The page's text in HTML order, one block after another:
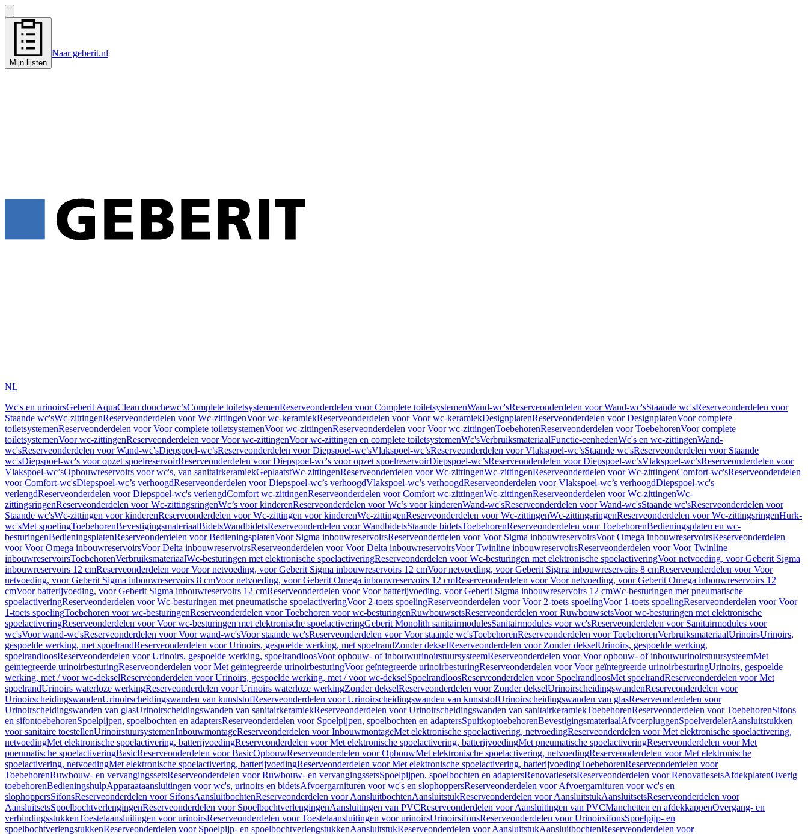
Mijn lijsten
Naar geberit.nl
NL
Wc's en urinoirsGeberit AquaClean douchewc’sComplete toiletsystemenReserveonderdelen voor Complete toiletsystemenWand-wc'sReserveonderdelen voor Wand-wc'sStaande wc'sReserveonderdelen voor
Staande wc'sWc-zittingenReserveonderdelen voor Wc-zittingenVoor wc-keramiekReserveonderdelen voor Voor wc-keramiekDesignplatenReserveonderdelen voor DesignplatenVoor complete
toiletsystemenReserveonderdelen voor Voor complete toiletsystemenVoor wc-zittingenReserveonderdelen voor Voor wc-zittingenToebehorenReserveonderdelen voor ToebehorenVoor complete
toiletsystemenVoor wc-zittingenReserveonderdelen voor Voor wc-zittingenVoor wc-zittingen en complete toiletsystemenWc'sVerbruiksmateriaalFunctie-eenhedenWc's en wc-zittingenWand-
wc'sReserveonderdelen voor Wand-wc'sDiepspoel-wc’sReserveonderdelen voor Diepspoel-wc’sVlakspoel-wc’sReserveonderdelen voor Vlakspoel-wc’sStaande wc'sReserveonderdelen voor Staande
wc'sDiepspoel-wc's voor opzet spoelreservoirReserveonderdelen voor Diepspoel-wc's voor opzet spoelreservoirDiepspoel-wc’sReserveonderdelen voor Diepspoel-wc’sVlakspoel-wc’sReserveonderdelen voor
Vlakspoel-wc’sOpbouwreservoirs voor wc's, van sanitairkeramiekGeplaatstWc-zittingenReserveonderdelen voor Wc-zittingenWc-zittingenReserveonderdelen voor Wc-zittingenComfort-wc'sReserveonderdelen
voor Comfort-wc'sDiepspoel-wc’s verhoogdReserveonderdelen voor Diepspoel-wc’s verhoogdVlakspoel-wc’s verhoogdReserveonderdelen voor Vlakspoel-wc’s verhoogdDiepspoel-wc's
verlengdReserveonderdelen voor Diepspoel-wc's verlengdComfort wc-zittingenReserveonderdelen voor Comfort wc-zittingenWc-zittingenReserveonderdelen voor Wc-zittingenWc-
zittingsringenReserveonderdelen voor Wc-zittingsringenWc’s voor kinderenReserveonderdelen voor Wc’s voor kinderenWand-wc'sReserveonderdelen voor Wand-wc'sStaande wc'sReserveonderdelen voor
Staande wc'sWc-zittingen voor kinderenReserveonderdelen voor Wc-zittingen voor kinderenWc-zittingenReserveonderdelen voor Wc-zittingenWc-zittingsringenReserveonderdelen voor Wc-zittingsringenHurk-
wc'sMet spoelingToebehorenBevestigingsmateriaalBidetsWandbidetsReserveonderdelen voor WandbidetsStaande bidetsToebehorenReserveonderdelen voor ToebehorenBedieningsplaten en wc-
besturingenBedieningsplatenReserveonderdelen voor BedieningsplatenVoor Sigma inbouwreservoirsReserveonderdelen voor Voor Sigma inbouwreservoirsVoor Omega inbouwreservoirsReserveonderdelen
voor Voor Omega inbouwreservoirsVoor Delta inbouwreservoirsReserveonderdelen voor Voor Delta inbouwreservoirsVoor Twinline inbouwreservoirsReserveonderdelen voor Voor Twinline
inbouwreservoirsToebehorenVerbruiksmateriaalWc-besturingen met elektronische spoelactiveringReserveonderdelen voor Wc-besturingen met elektronische spoelactiveringVoor netvoeding, voor Geberit Sigma
inbouwreservoirs 12 cmReserveonderdelen voor Voor netvoeding, voor Geberit Sigma inbouwreservoirs 12 cmVoor netvoeding, voor Geberit Sigma inbouwreservoirs 8 cmReserveonderdelen voor Voor
netvoeding, voor Geberit Sigma inbouwreservoirs 8 cmVoor netvoeding, voor Geberit Omega inbouwreservoirs 12 cmReserveonderdelen voor Voor netvoeding, voor Geberit Omega inbouwreservoirs 12
cmVoor batterijvoeding, voor Geberit Sigma inbouwreservoirs 12 cmReserveonderdelen voor Voor batterijvoeding, voor Geberit Sigma inbouwreservoirs 12 cmWc-besturingen met pneumatische
spoelactiveringReserveonderdelen voor Wc-besturingen met pneumatische spoelactiveringVoor 2-toets spoelingReserveonderdelen voor Voor 2-toets spoelingVoor 1-toets spoelingReserveonderdelen voor Voor
1-toets spoelingToebehoren voor wc-besturingenReserveonderdelen voor Toebehoren voor wc-besturingenRuwbouwsetsReserveonderdelen voor RuwbouwsetsVoor wc-besturingen met elektronische
spoelactiveringReserveonderdelen voor Voor wc-besturingen met elektronische spoelactiveringGeberit Monolith sanitairmodulesSanitairmodules voor wc'sReserveonderdelen voor Sanitairmodules voor
wc'sVoor wand-wc'sReserveonderdelen voor Voor wand-wc'sVoor staande wc'sReserveonderdelen voor Voor staande wc'sToebehorenReserveonderdelen voor ToebehorenVerbruiksmateriaalUrinoirsUrinoirs,
gespoelde werking, met spoelrandReserveonderdelen voor Urinoirs, gespoelde werking, met spoelrandZonder dekselReserveonderdelen voor Zonder dekselUrinoirs, gespoelde werking,
spoelrandloosReserveonderdelen voor Urinoirs, gespoelde werking, spoelrandloosVoor opbouw- of inbouwurinoirstuursysteemReserveonderdelen voor Voor opbouw- of inbouwurinoirstuursysteemMet
geïntegreerde urinoirbesturingReserveonderdelen voor Met geïntegreerde urinoirbesturingVoor geïntegreerde urinoirbesturingReserveonderdelen voor Voor geïntegreerde urinoirbesturingUrinoirs, gespoelde
werking, met / voor wc-dekselReserveonderdelen voor Urinoirs, gespoelde werking, met / voor wc-dekselSpoelrandloosReserveonderdelen voor SpoelrandloosMet spoelrandReserveonderdelen voor Met
spoelrandUrinoirs waterloze werkingReserveonderdelen voor Urinoirs waterloze werkingZonder dekselReserveonderdelen voor Zonder dekselUrinoirscheidingswandenReserveonderdelen voor
UrinoirscheidingswandenUrinoirscheidingswanden van kunststofReserveonderdelen voor Urinoirscheidingswanden van kunststofUrinoirscheidingswanden van glasReserveonderdelen voor
Urinoirscheidingswanden van glasUrinoirscheidingswanden van sanitairkeramiekReserveonderdelen voor Urinoirscheidingswanden van sanitairkeramiekToebehorenReserveonderdelen voor ToebehorenSifons
en sifontoebehorenSpoelpijpen, spoelbochten en adaptersReserveonderdelen voor Spoelpijpen, spoelbochten en adaptersSpuitkoptoebehorenBevestigingsmateriaalAfvoerpluggenSpoelverdelerAansluitstukken
voor sanitaire toestellenUrinoirstuursystemenInbouwmontageReserveonderdelen voor InbouwmontageMet elektronische spoelactivering, netvoedingReserveonderdelen voor Met elektronische spoelactivering,
netvoedingMet elektronische spoelactivering, batterijvoedingReserveonderdelen voor Met elektronische spoelactivering, batterijvoedingMet pneumatische spoelactiveringReserveonderdelen voor Met
pneumatische spoelactiveringBasicReserveonderdelen voor BasicOpbouwReserveonderdelen voor OpbouwMet elektronische spoelactivering, netvoedingReserveonderdelen voor Met elektronische
spoelactivering, netvoedingMet elektronische spoelactivering, batterijvoedingReserveonderdelen voor Met elektronische spoelactivering, batterijvoedingToebehorenReserveonderdelen voor
ToebehorenRuwbouw- en vervangingssetsReserveonderdelen voor Ruwbouw- en vervangingssetsSpoelpijpen, spoelbochten en adaptersRenovatiesetsReserveonderdelen voor RenovatiesetsAfdekplatenOverig
toebehorenBedieningshulpApparaataansluitingen voor wc's, urinoirs en bidetsAfvoergarnituren voor wc's en slophoppersReserveonderdelen voor Afvoergarnituren voor wc's en
slophoppersSifonsReserveonderdelen voor SifonsAansluitbochtenReserveonderdelen voor AansluitbochtenAansluitstukReserveonderdelen voor AansluitstukAansluitsetsReserveonderdelen voor
AansluitsetsSpoelbochtverlengingenReserveonderdelen voor SpoelbochtverlengingenAansluitingen van PVCReserveonderdelen voor Aansluitingen van PVCManchetten en afdekkappenOvergang- en
verbindingsstukkenToestelaansluitingen voor urinoirsReserveonderdelen voor Toestelaansluitingen voor urinoirsUrinoirsifonsReserveonderdelen voor UrinoirsifonsSpoelpijp- en
spoelbochtverlengstukkenReserveonderdelen voor Spoelpijp- en spoelbochtverlengstukkenAansluitstukReserveonderdelen voor AansluitstukAansluitbochtenReserveonderdelen voor